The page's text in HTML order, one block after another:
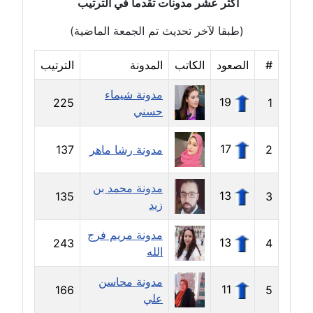
مدونة رحاب منيعم
عاملة
مدونة رشا السعدي
عاملة
مدونة رشا شمس الدين
عاملة
مدونة رشا كمال
عاملة
مدونة رشا ماهر
عاملة
مدونة رشيد سبابو
عاملة
اگثر عشر مدونات تقدما في الترتيب
(طبقا لآخر تحديث تم الجمعة الماضية)
# الصعود الكاتب المدونة الترتيب
1
19
مدونة شيماء
حسني
225
2
17 مدونة رشا ماهر 137
3
13
مدونة محمد بن
زيد
135
4
13
مدونة مريم فرج
الله
243
5
11
مدونة محاسن
علي
166